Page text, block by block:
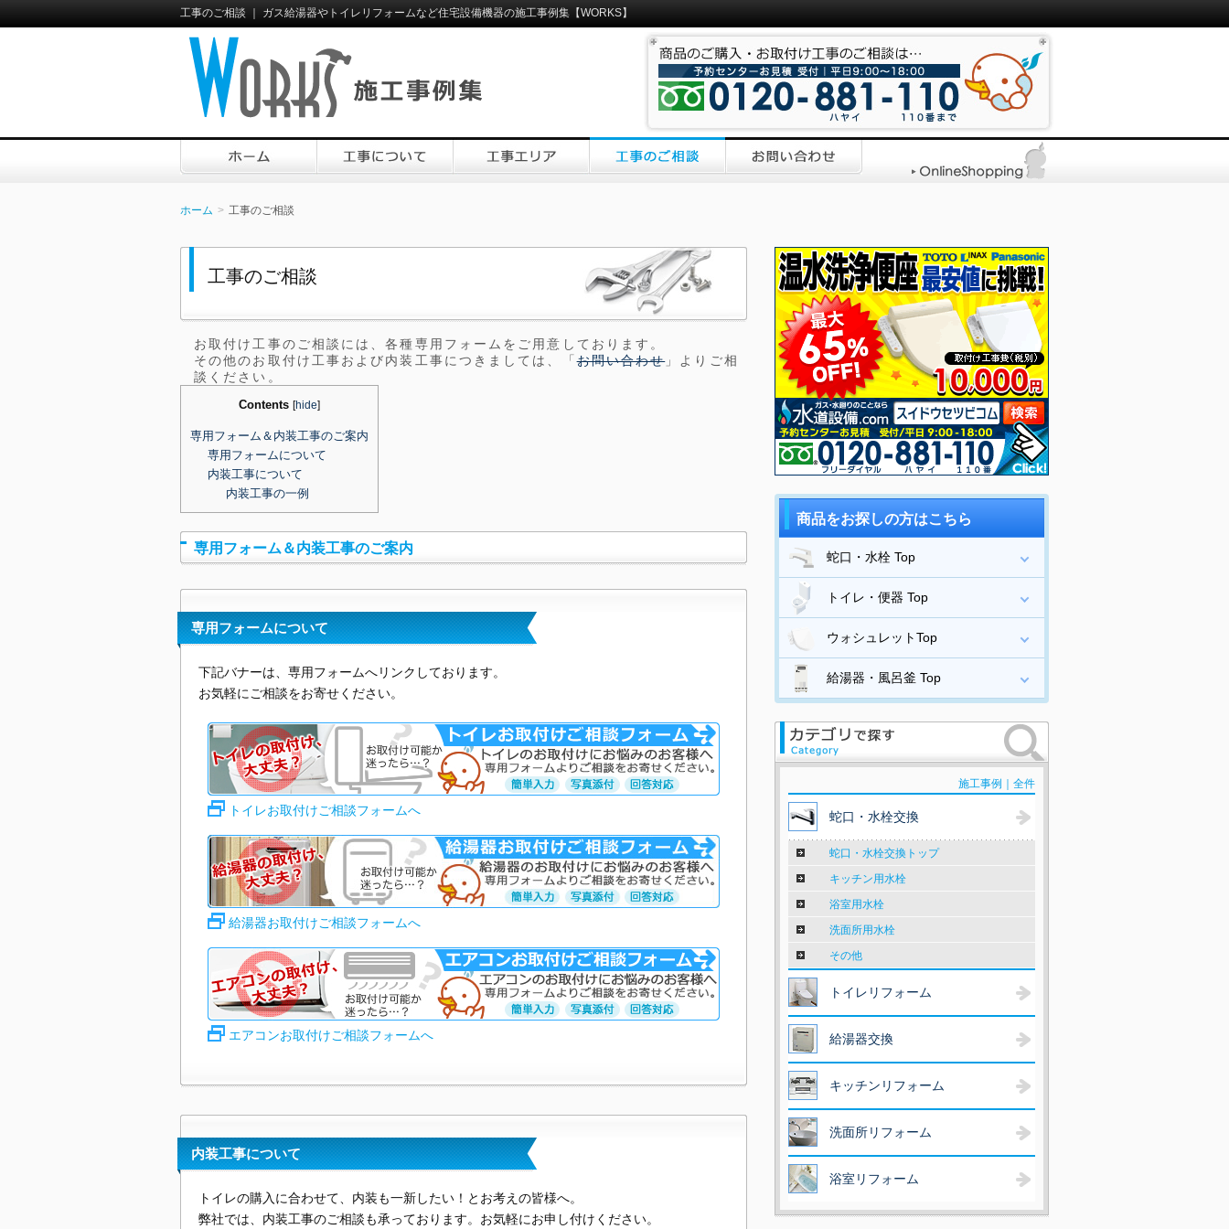
工事のご相談 ｜ ガス給湯器やトイレリフォームなど住宅設備機器の施工事例集【WORKS】
ホーム 工事のご相談
工事のご相談
お取付け工事のご相談には、各種専用フォームをご用意しております。
その他のお取付け工事および内装工事につきましては、「お問い合わせ」よりご相
談ください。
Contents [hide]
専用フォーム＆内装工事のご案内
専用フォームについて
内装工事について
内装工事の一例
専用フォーム＆内装工事のご案内
専用フォームについて
下記バナーは、専用フォームへリンクしております。
お気軽にご相談をお寄せください。
トイレお取付けご相談フォームへ
給湯器お取付けご相談フォームへ
エアコンお取付けご相談フォームへ
内装工事について
トイレの購入に合わせて、内装も一新したい！とお考えの皆様へ。
弊社では、内装工事のご相談も承っております。お気軽にお申し付けください。
商品をお探しの方はこちら
蛇口・水栓 Top
トイレ・便器 Top
ウォシュレットTop
給湯器・風呂釜 Top
施工事例｜全件
蛇口・水栓交換
蛇口・水栓交換トップ
キッチン用水栓
浴室用水栓
洗面所用水栓
その他
トイレリフォーム
給湯器交換
キッチンリフォーム
洗面所リフォーム
浴室リフォーム